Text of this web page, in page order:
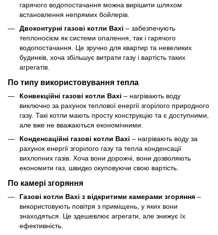
гарячого водопостачання можна вирішити шляхом
встановлення непрямих бойлерів.
Двоконтурні газові котли Baxi – забезпечують
теплоносієм як системи опалення, так і гарячого
водопостачання. Це зручно для квартир та невеликих
будинків, хоча збільшує витрати газу і вартість таких
агрегатів.
По типу використовування тепла
Конвекційні газові котли Baxi – нагрівають воду
виключно за рахунок теплової енергії згорілого природного
газу. Такі котли мають просту конструкцію та є доступними,
але вже не вважаються економічними.
Конденсаційні газові котли Baxi – нагрівають воду за
рахунок енергії згорілого газу та тепла конденсації
вихлопних газів. Хоча вони дорожчі, вони дозволяють
економити газ, швидко окуповуючи свою вартість.
По камері згоряння
Газові котли Baxi з відкритими камерами згоряння –
використовують повітря з приміщень, у яких вони
знаходяться. Це здешевлює агрегати, але знижує їх
ефективність.